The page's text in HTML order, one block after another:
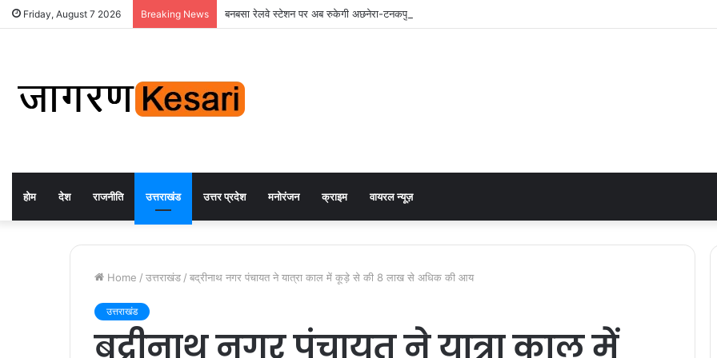
Friday, August 7 2026 Breaking News बनबसा रेलवे स्टेशन पर अब रुकेगी अछनेरा-टनकपुर एक्सप्रेस, रेल मंत्री ने दी स्वीकृति
होम देश राजनीति उत्तराखंड उत्तर प्रदेश मनोरंजन क्राइम वायरल न्यूज़
Home / उत्तराखंड / बद्रीनाथ नगर पंचायत ने यात्रा काल में कूड़े से की 8 लाख से अधिक की आय
उत्तराखंड
बद्रीनाथ नगर पंचायत ने यात्रा काल में